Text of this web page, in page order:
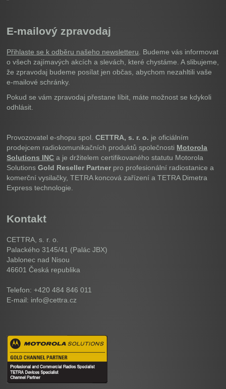
E-mailový zpravodaj
Přihlaste se k odběru našeho newsletteru . Budeme vás informovat
o všech zajímavých akcích a slevách, které chystáme. A slibujeme,
že zpravodaj budeme posílat jen občas, abychom nezahltili vaše
e-mailové schránky.
Pokud se vám zpravodaj přestane líbit, máte možnost se kdykoli
odhlásit.
Provozovatel e-shopu spol.CETTRA, s. r. o. je oficiálním
prodejcem radiokomunikačních produktů společnosti Motorola
Solutions INC a je držitelem certifikovaného statutu Motorola
SolutionsGold Reseller Partner pro profesionální radiostanice a
komerční vysilačky, TETRA koncová zařízení a TETRA Dimetra
Express technologie.
Kontakt
CETTRA, s. r. o.
Palackého 3145/41 (Palác JBX)
Jablonec nad Nisou
46601Česká republika
Telefon: +420 484 846 011
E-mail: info@cettra.cz